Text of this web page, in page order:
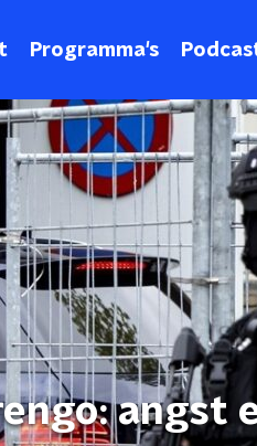
Programma's
angst